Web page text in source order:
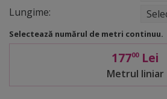
Lungime:
Selectează numărul de metri continuu.
17700Lei
Metrul liniar